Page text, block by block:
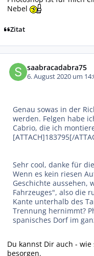
Nebel
Zitat
saabracadabra75
6. August 2020 um
Genau sowas in der
werden. Felgen habe
Cabrio, die ich
[ATTACH]183795[/
Sehr cool, danke für
Wenn es kein riesen
Geschichte aussehen,
Fahrzeuges", also die
Kante unterhalb des
Trennung hernimmt?
spanisches Dorf im
Du kannst Dir auch - wie
besorgen.